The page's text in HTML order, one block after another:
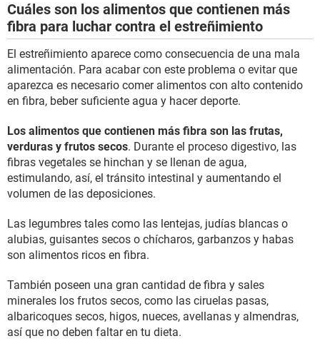
Cuáles son los alimentos que contienen más
fibra para luchar contra el estreñimiento
El estreñimiento aparece como consecuencia de una mala
alimentación. Para acabar con este problema o evitar que
aparezca es necesario comer alimentos con alto contenido
en fibra, beber suficiente agua y hacer deporte.
Los alimentos que contienen más fibra son las frutas,
verduras y frutos secos. Durante el proceso digestivo, las
fibras vegetales se hinchan y se llenan de agua,
estimulando, así, el tránsito intestinal y aumentando el
volumen de las deposiciones.
Las legumbres tales como las lentejas, judías blancas o
alubias, guisantes secos o chícharos, garbanzos y habas
son alimentos ricos en fibra.
También poseen una gran cantidad de fibra y sales
minerales los frutos secos, como las ciruelas pasas,
albaricoques secos, higos, nueces, avellanas y almendras,
así que no deben faltar en tu dieta.